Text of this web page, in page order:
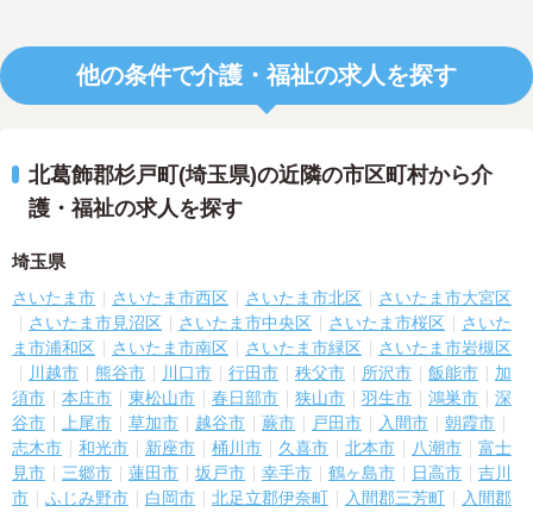
他の条件で介護・福祉の求人を探す
北葛飾郡杉戸町(埼玉県)の近隣の市区町村から介
護・福祉の求人を探す
埼玉県
さいたま市 さいたま市西区 さいたま市北区
さいたま市大宮区
さいたま市見沼区
さいたま市中央区 さいたま市桜区
さいた
ま市浦和区
さいたま市南区 さいたま市緑区
さいたま市岩槻区
川越市
熊谷市 川口市 行田市 秩父市 所沢市 飯能市
加
須市
本庄市 東松山市 春日部市 狭山市 羽生市 鴻巣市
深
谷市
上尾市 草加市 越谷市 蕨市 戸田市 入間市
朝霞市
志木市
和光市 新座市 桶川市 久喜市 北本市 八潮市
富士
見市
三郷市 蓮田市 坂戸市 幸手市 鶴ヶ島市 日高市
吉川
市
ふじみ野市 白岡市 北足立郡伊奈町 入間郡三芳町
入間郡